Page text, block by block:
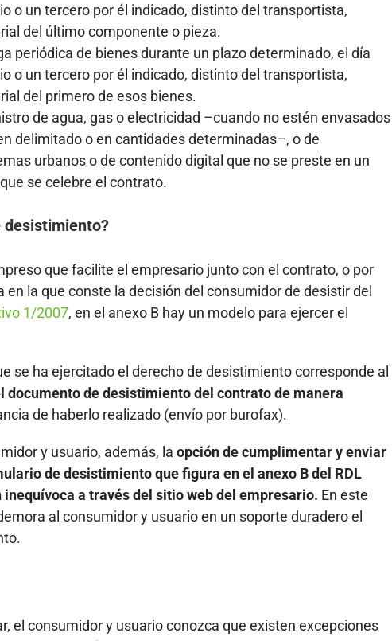
o un tercero por él indicado, distinto del transportista,
del último componente o pieza.
periódica de bienes durante un plazo determinado, el día
o un tercero por él indicado, distinto del transportista,
del primero de esos bienes.
de agua, gas o electricidad –cuando no estén envasados
delimitado o en cantidades determinadas–, o de
urbanos o de contenido digital que no se preste en un
se celebre el contrato.
desistimiento?
que facilite el empresario junto con el contrato, o por
la que conste la decisión del consumidor de desistir del
1/2007, en el anexo B hay un modelo para ejercer el
se ha ejercitado el derecho de desistimiento corresponde al
documento de desistimiento del contrato de manera
de haberlo realizado (envío por burofax).
y usuario, además, la opción de cumplimentar y enviar
de desistimiento que figura en el anexo B del RDL
a través del sitio web del empresario. En este
al consumidor y usuario en un soporte duradero el
el consumidor y usuario conozca que existen excepciones